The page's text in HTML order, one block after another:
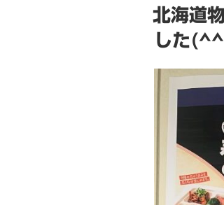
稿
北海道
した